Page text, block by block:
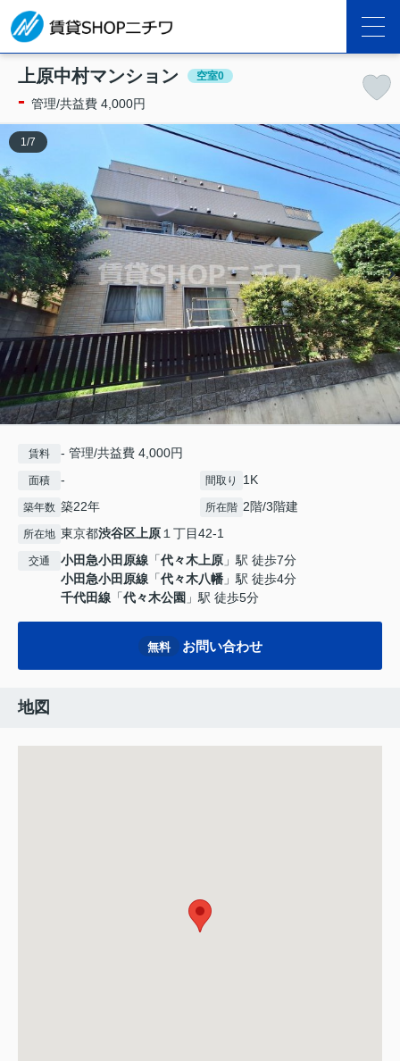
上原中村マンション 空室0
- 管理/共益費 4,000円
1 /7
賃料 - 管理/共益費 4,000円
面積 - 間取り 1K
築年数 築22年 所在階 2階/3階建
所在地 東京都渋谷区 上原 １丁目42-1
交通 小田急小田原線 「代々木上原 」駅 徒歩7分
小田急小田原線 「代々木八幡 」駅 徒歩4分
千代田線 「代々木公園 」駅 徒歩5分
無料 お問い合わせ
地図